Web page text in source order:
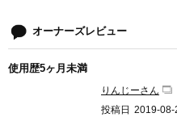
オーナーズレビュー
使用歴5ヶ月未満
りんじーさん
投稿日 2019-08-